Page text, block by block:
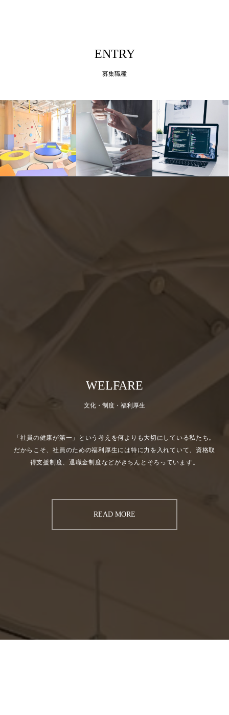
ENTRY
募集職種
WELFARE
文化・制度・福利厚生
「社員の健康が第一」という考えを何よりも大切にしている私たち。
だからこそ、社員のための福利厚生には特に力を入れていて、資格取
得支援制度、退職金制度などがきちんとそろっています。
READ MORE